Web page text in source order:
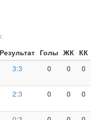
Результат Голы ЖК КК
3:3 0 0 0
2:3 0 0 0